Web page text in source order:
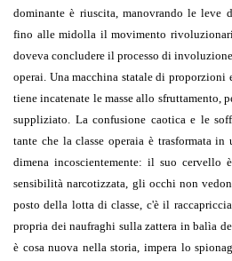
dominante è riuscita, manovrando le leve
fino alle midolla il movimento
doveva concludere il processo di
operai. Una macchina statale di proporzioni
tiene incatenate le masse allo sfruttamento,
suppliziato. La confusione caotica e le
tante che la classe operaia è trasformata
dimena incoscientemente: il suo cervello
sensibilità narcotizzata, gli occhi non
posto della lotta di classe, c'è il
propria dei naufraghi sulla zattera in balìa
è cosa nuova nella storia, impera lo